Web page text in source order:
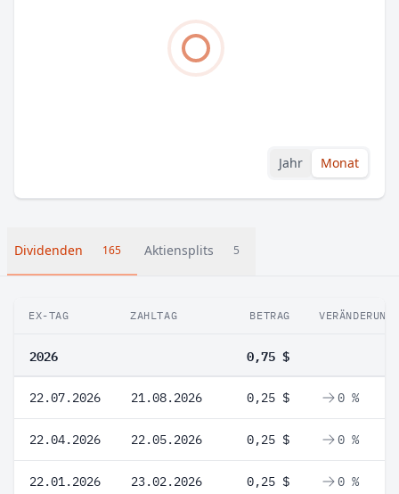
Jahr Monat
Dividenden 165 Aktiensplits 5
EX-TAG ZAHLTAG BETRAG VERÄNDERUNG
2026 0,75 $
22.07.2026 21.08.2026 0,25 $ 0 %
22.04.2026 22.05.2026 0,25 $ 0 %
22.01.2026 23.02.2026 0,25 $ 0 %